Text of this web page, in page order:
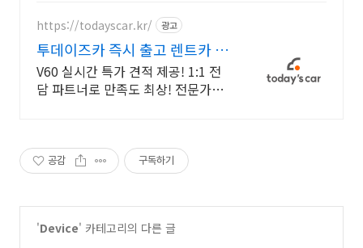
https://todayscar.kr/ 광고
투데이즈카 즉시 출고 렌트카 원
하는 차종, 원하는 조건
V60 실시간 특가 견적 제공! 1:1 전
담 파트너로 만족도 최상! 전문가의
공감 구독하기
'Device' 카테고리의 다른 글